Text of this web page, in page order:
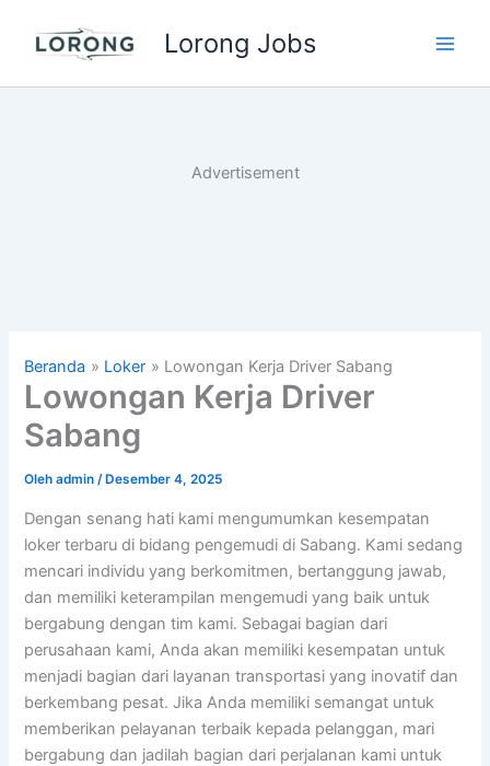
Lorong Jobs
Advertisement
Beranda Loker Lowongan Kerja Driver Sabang
Lowongan Kerja Driver
Sabang
Olehadmin/ Desember 4, 2025
Dengan senang hati kami mengumumkan kesempatan
loker terbaru di bidang pengemudi di Sabang. Kami sedang
mencari individu yang berkomitmen, bertanggung jawab,
dan memiliki keterampilan mengemudi yang baik untuk
bergabung dengan tim kami. Sebagai bagian dari
perusahaan kami, Anda akan memiliki kesempatan untuk
menjadi bagian dari layanan transportasi yang inovatif dan
berkembang pesat. Jika Anda memiliki semangat untuk
memberikan pelayanan terbaik kepada pelanggan, mari
bergabung dan jadilah bagian dari perjalanan kami untuk